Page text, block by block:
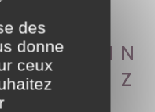
alphabétique
I J K M N
V W Z
des
donne
ceux